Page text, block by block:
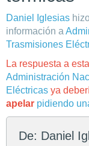
Daniel Iglesias
información a
Trasmisiones
La respuesta a
Administración
Eléctricas ya
apelar pidiendo
De: Daniel